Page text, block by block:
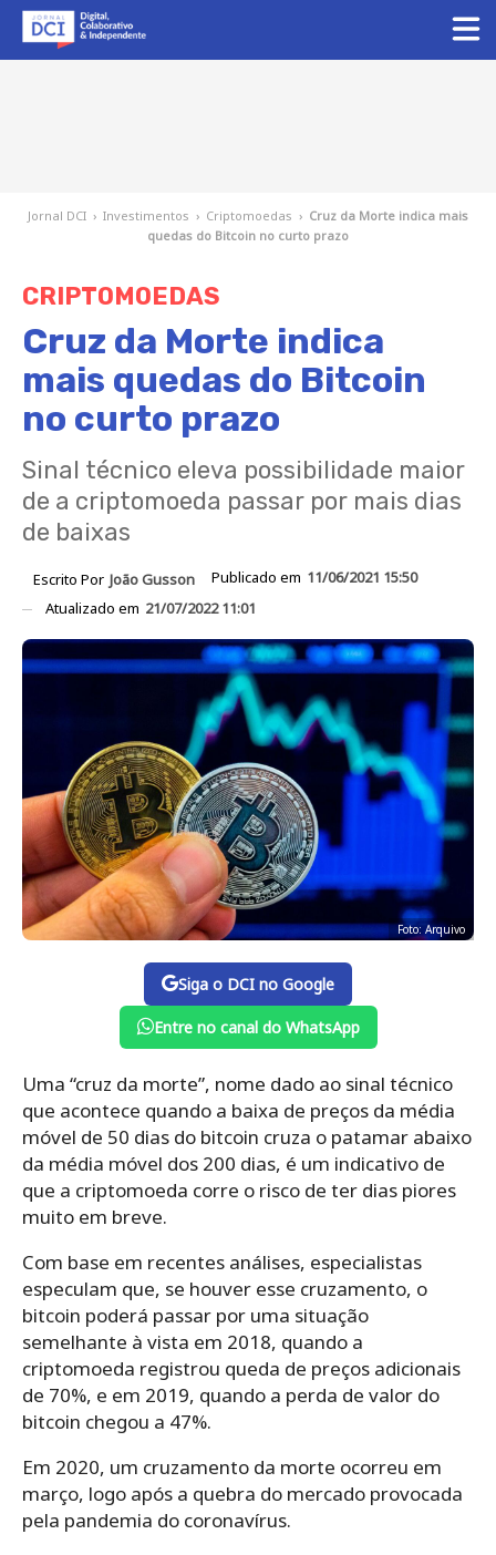
Jornal DCI › Investimentos › Criptomoedas › Cruz da Morte indica mais
quedas do Bitcoin no curto prazo
CRIPTOMOEDAS
Cruz da Morte indica
mais quedas do Bitcoin
no curto prazo
Sinal técnico eleva possibilidade maior
de a criptomoeda passar por mais dias
de baixas
Escrito Por João Gusson Publicado em 11/06/2021 15:50
Atualizado em 21/07/2022 11:01
Foto: Arquivo
Siga o DCI no Google
Entre no canal do WhatsApp
Uma “cruz da morte”, nome dado ao sinal técnico
que acontece quando a baixa de preços da média
móvel de 50 dias do bitcoin cruza o patamar abaixo
da média móvel dos 200 dias, é um indicativo de
que a criptomoeda corre o risco de ter dias piores
muito em breve.
Com base em recentes análises, especialistas
especulam que, se houver esse cruzamento, o
bitcoin poderá passar por uma situação
semelhante à vista em 2018, quando a
criptomoeda registrou queda de preços adicionais
de 70%, e em 2019, quando a perda de valor do
bitcoin chegou a 47%.
Em 2020, um cruzamento da morte ocorreu em
março, logo após a quebra do mercado provocada
pela pandemia do coronavírus.